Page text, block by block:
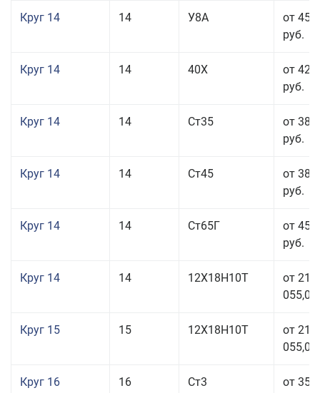
Круг 14 14 У8А
от 45
руб.
Круг 14 14 40Х
от 42
руб.
Круг 14 14 Ст35
от 38
руб.
Круг 14 14 Ст45
от 38
руб.
Круг 14 14 Ст65Г
от 45
руб.
Круг 14 14 12Х18Н10Т
от 211
055,00
Круг 15 15 12Х18Н10Т
от 211
055,00
Круг 16 16 Ст3
от 35